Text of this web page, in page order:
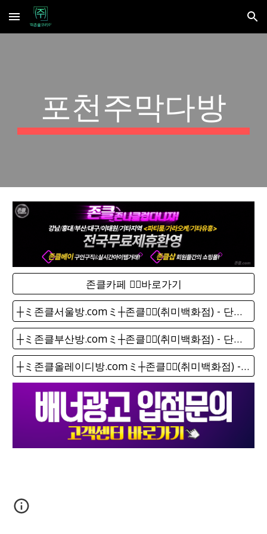
Skip to main content Skip to navigation
포천주막다방
존클카페 ❤️‍🔥바로가기
┼ミ존클서울방.comミ┼존클❤️‍🔥(취미백화점) - 단톡방
┼ミ존클부산방.comミ┼존클❤️‍🔥(취미백화점) - 단톡방
┼ミ존클올레이디방.comミ┼존클❤️‍🔥(취미백화점) - 단톡방